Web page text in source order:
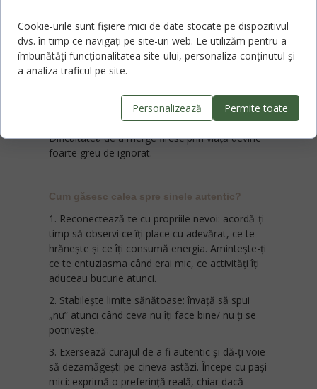
simptome de anxietate sau depresie, ca
expresie a conflictului dintre ceea ce suntem (și
simțim) cu adevărat și ceea ce arătăm lumii.
Manifestarea constantă a sinelui fals se
aseamănă cu purtarea unei perechi de pantofi
nepotriviți: la început disconfortul pare
suportabil, dar în timp apar durerea și rănile.
Dificultatea de a merge firesc prin viață devine
foarte greu de ignorat.
Cum găsesc calea spre sinele autentic?
1. Reconectează-te cu propriile nevoi: acordă-ți
timp să observi ce îți place cu adevărat, ce te
hrănește și ce îți consumă energia. Amintește-ți
ce te entuziasma când erai mic, ce activități îți
aduceau bucurie atunci.
2. Stabilește limite sănătoase: învață să spui
„nu” atunci când ceva nu îți face bine/ nu ți se
potrivește..
3. Exersează curajul de a fi autentic și dă-ți voie
să dezamăgești pe cineva astăzi. Începe cu pași
mici: exprimă o preferință reală, chiar dacă
Cookie-urile sunt fișiere mici de date stocate pe dispozitivul
dvs. în timp ce navigați pe site-uri web. Le utilizăm pentru a
îmbunătăți funcționalitatea site-ului, personaliza conținutul și
a analiza traficul pe site.
Personalizează Permite toate